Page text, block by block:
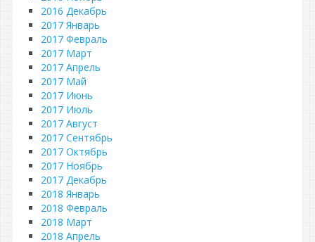
2016 Декабрь
2017 Январь
2017 Февраль
2017 Март
2017 Апрель
2017 Май
2017 Июнь
2017 Июль
2017 Август
2017 Сентябрь
2017 Октябрь
2017 Ноябрь
2017 Декабрь
2018 Январь
2018 Февраль
2018 Март
2018 Апрель